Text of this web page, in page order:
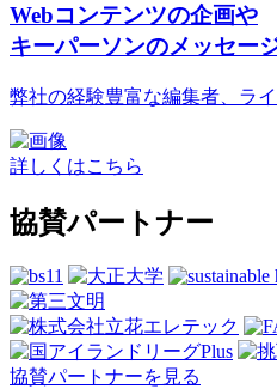
Webコンテンツの企画や
キーパーソンのメッセー
弊社の経験豊富な編集者、ラ
詳しくはこちら
協賛パートナー
協賛パートナーを見る